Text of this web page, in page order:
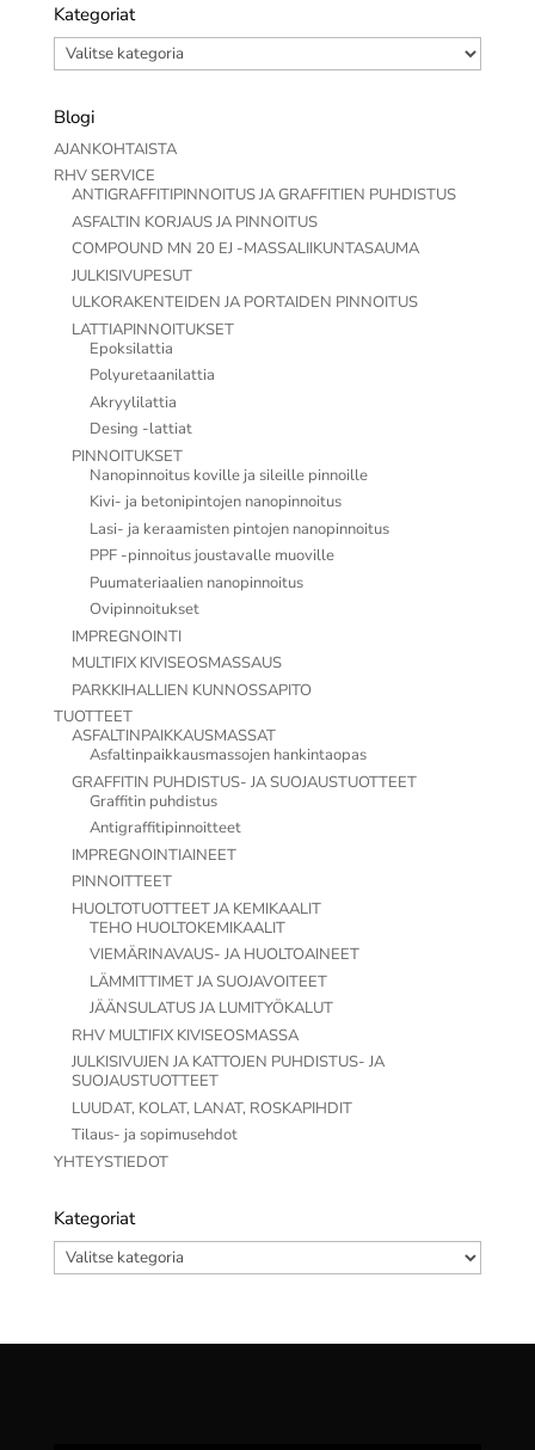
Kategoriat
Kategoriat
Blogi
AJANKOHTAISTA
RHV SERVICE
ANTIGRAFFITIPINNOITUS JA GRAFFITIEN PUHDISTUS
ASFALTIN KORJAUS JA PINNOITUS
COMPOUND MN 20 EJ -MASSALIIKUNTASAUMA
JULKISIVUPESUT
ULKORAKENTEIDEN JA PORTAIDEN PINNOITUS
LATTIAPINNOITUKSET
Epoksilattia
Polyuretaanilattia
Akryylilattia
Desing -lattiat
PINNOITUKSET
Nanopinnoitus koville ja sileille pinnoille
Kivi- ja betonipintojen nanopinnoitus
Lasi- ja keraamisten pintojen nanopinnoitus
PPF -pinnoitus joustavalle muoville
Puumateriaalien nanopinnoitus
Ovipinnoitukset
IMPREGNOINTI
MULTIFIX KIVISEOSMASSAUS
PARKKIHALLIEN KUNNOSSAPITO
TUOTTEET
ASFALTINPAIKKAUSMASSAT
Asfaltinpaikkausmassojen hankintaopas
GRAFFITIN PUHDISTUS- JA SUOJAUSTUOTTEET
Graffitin puhdistus
Antigraffitipinnoitteet
IMPREGNOINTIAINEET
PINNOITTEET
HUOLTOTUOTTEET JA KEMIKAALIT
TEHO HUOLTOKEMIKAALIT
VIEMÄRINAVAUS- JA HUOLTOAINEET
LÄMMITTIMET JA SUOJAVOITEET
JÄÄNSULATUS JA LUMITYÖKALUT
RHV MULTIFIX KIVISEOSMASSA
JULKISIVUJEN JA KATTOJEN PUHDISTUS- JA
SUOJAUSTUOTTEET
LUUDAT, KOLAT, LANAT, ROSKAPIHDIT
Tilaus- ja sopimusehdot
YHTEYSTIEDOT
Kategoriat
Kategoriat